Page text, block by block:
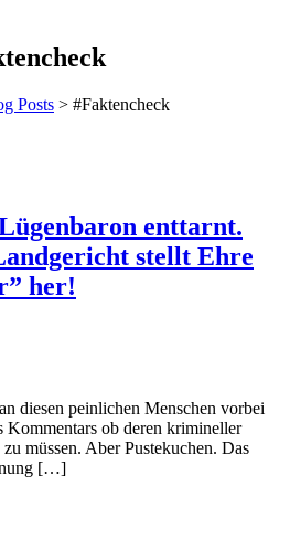
Posts > #Faktencheck
enttarnt.
stellt Ehre
her!
diesen peinlichen Menschen vorbei
Kommentars ob deren krimineller
müssen. Aber Pustekuchen. Das
[…]